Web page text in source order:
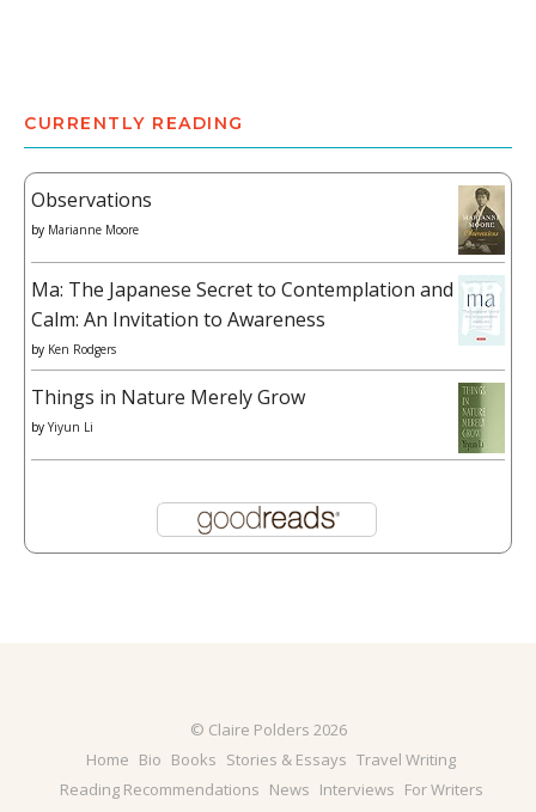
CURRENTLY READING
Observations
by Marianne Moore
Ma: The Japanese Secret to Contemplation and
Calm: An Invitation to Awareness
by Ken Rodgers
Things in Nature Merely Grow
by Yiyun Li
© Claire Polders 2026
Home Bio Books Stories & Essays Travel Writing
Reading Recommendations News Interviews For Writers